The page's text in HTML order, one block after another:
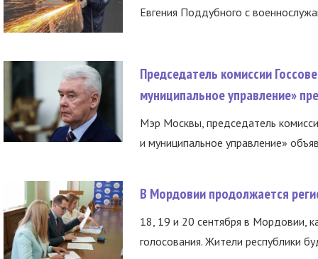
Евгения Поддубного с
Председатель комиссии
муниципальное управление»
Мэр Москвы, председатель
и муниципальное управление»
В Мордовии продолжается
18, 19 и 20 сентября в Мордовии,
голосования. Жители республики